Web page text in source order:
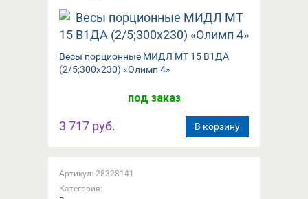
Весы порционные МИДЛ МТ 15 В1ДА
(2/5;300х230) «Олимп 4»
под заказ
3 717 руб. В корзину
Артикул: 28328141
Категория: